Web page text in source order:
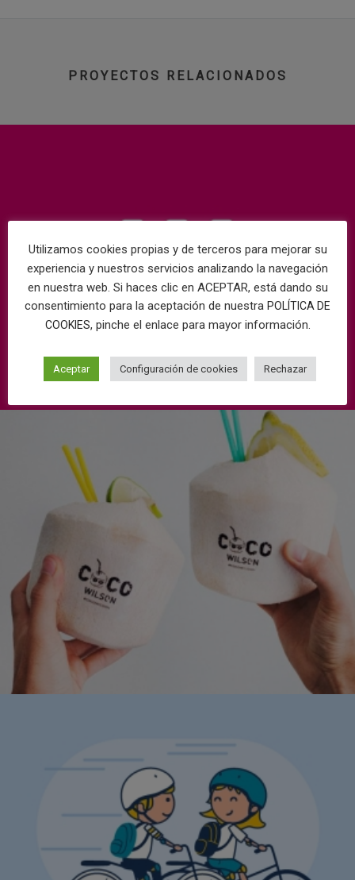
PROYECTOS RELACIONADOS
Utilizamos cookies propias y de terceros para mejorar su
experiencia y nuestros servicios analizando la navegación
en nuestra web. Si haces clic en ACEPTAR, está dando su
consentimiento para la aceptación de nuestra POLÍTICA DE
COOKIES, pinche el enlace para mayor información.
Aceptar Configuración de cookies Rechazar